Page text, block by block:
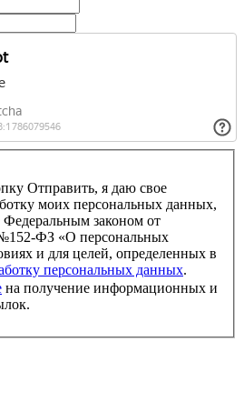
Отправить, я даю свое
моих персональных данных,
Федеральным законом от
ФЗ «О персональных
и для целей, определенных в
персональных данных.
на получение информационных и